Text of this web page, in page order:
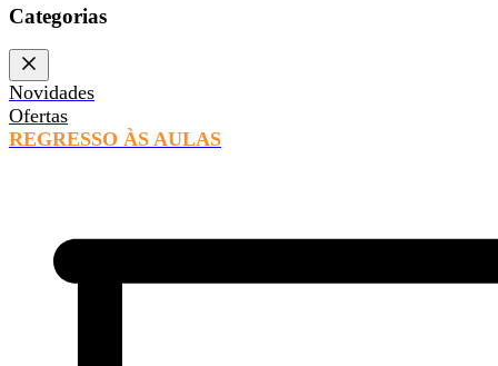
Categorias
Novidades
Ofertas
REGRESSO ÀS AULAS